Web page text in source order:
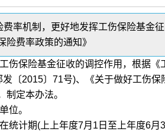
率机制，更好地发挥工伤保险基金
费率政策的通知》
伤保险基金征收的调控作用，根据《
〔2015〕71号)、《关于做好工伤保
定本办法。
位。
计期(上上年度7月1日至上年度6月